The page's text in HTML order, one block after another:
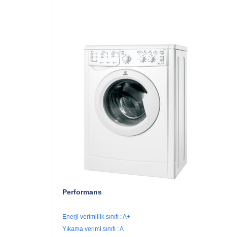
Performans
Enerji verimlilik sınıfı : A+
Yıkama verimi sınıfı : A